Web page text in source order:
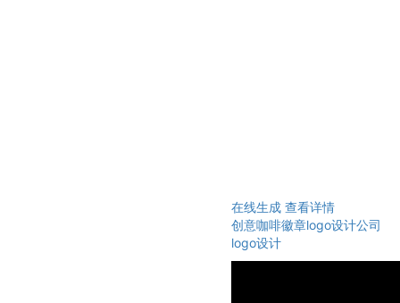
在线生成 查看详情
创意咖啡徽章logo设计公司
logo设计